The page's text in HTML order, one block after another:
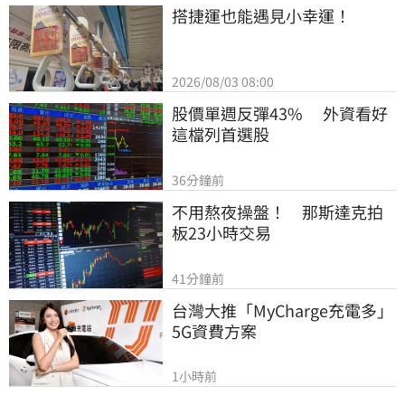
搭捷運也能遇見小幸運！
2026/08/03 08:00
股價單週反彈43%　 外資看好
這檔列首選股
36分鐘前
不用熬夜操盤！　那斯達克拍
板23小時交易
41分鐘前
台灣大推「MyCharge充電多」
5G資費方案
1小時前